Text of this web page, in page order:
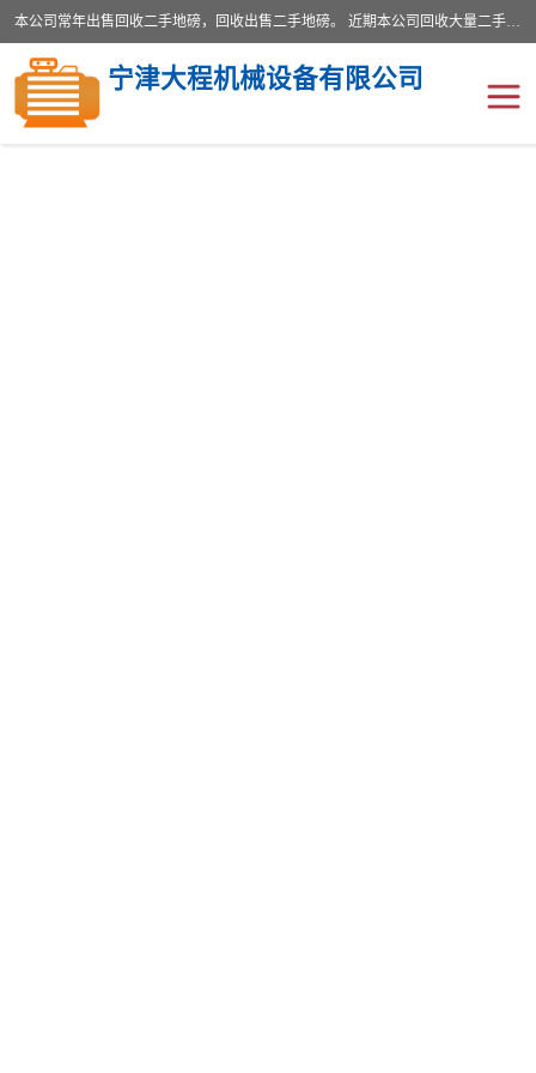
本公司常年出售回收二手地磅，回收出售二手地磅。 近期本公司回收大量二手地磅，型号齐全，宽度从2米到3.5米，长度5米到25米，承重吨位从10到200吨，成色7—9成新。 ? 使用年限6个月至2年，产品来源于个人闲置品，工矿企业停用品，因小换大而来。 精准度和新的一样， 二手地磅是内行人的选择，打个电话就省钱朋友您好等什么
宁津大程机械设备有限公司